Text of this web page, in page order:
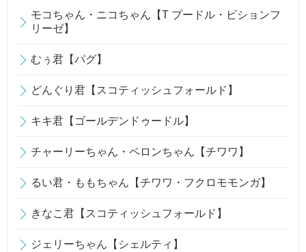
モコちゃん・ニコちゃん【T プードル・ビションフ
リーゼ】
むぅ君【パグ】
どんぐり君【スコティッシュフォールド】
キキ君【ゴールデンドゥードル】
チャーリーちゃん・ペロンちゃん【チワワ】
るい君・ももちゃん【チワワ・フクロモモンガ】
きなこ君【スコティッシュフォールド】
ジェリーちゃん【シェルティ】